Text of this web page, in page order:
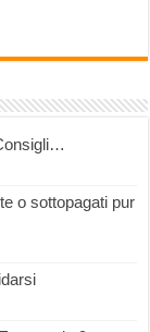
o sottopagati pur